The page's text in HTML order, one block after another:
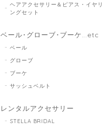
ヘアアクセサリー＆ピアス・イヤリ
ングセット
ベール･グローブ･ブーケ...etc
ベール
グローブ
ブーケ
サッシュベルト
レンタルアクセサリー
STELLA BRIDAL